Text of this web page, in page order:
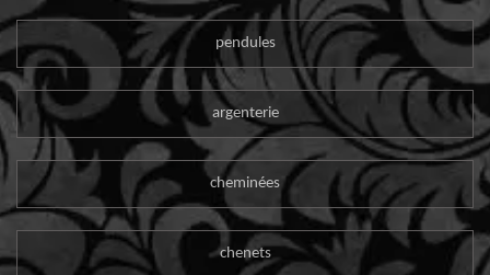
pendules
argenterie
cheminées
chenets